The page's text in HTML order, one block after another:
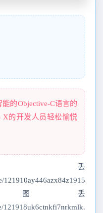
的Objective-C语言的
X的开发人员轻松愉悦
121910ay446azx84z1915
图丢
121918uk6ctnkfi7nrkmlk.